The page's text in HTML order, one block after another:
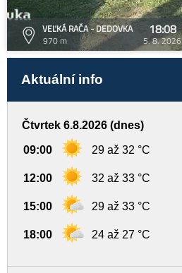
VEĽKÁ RAČA - DEDOVKA
970 m
18:08
5. 8. 2026
Aktuální info
Čtvrtek 6.8.2026 (dnes)
09:00 29 až 32 °C
12:00 32 až 33 °C
15:00 29 až 33 °C
18:00 24 až 27 °C